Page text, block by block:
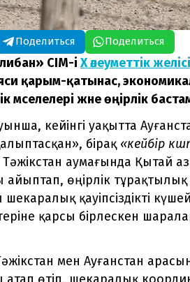
Поделиться Поделиться
СІМ-і X әлеуметтік
қарым-қатынас,
мәселелері және өңірлік
кейінгі уақытта
бірақ «кейбір
аумағында Қытай
айыптап, өңірлік
шекаралық қауіпсіздікті
қарсы бірлескен
мен Ауғанстан